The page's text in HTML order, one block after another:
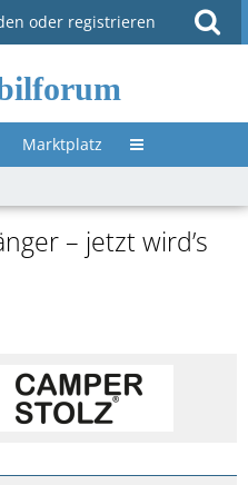
oder registrieren
Marktplatz Untermenü »
– jetzt wird’s